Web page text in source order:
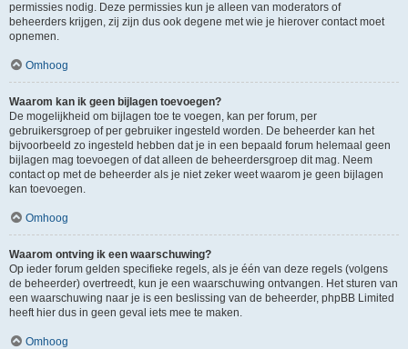
permissies nodig. Deze permissies kun je alleen van moderators of
beheerders krijgen, zij zijn dus ook degene met wie je hierover contact moet
opnemen.
Omhoog
Waarom kan ik geen bijlagen toevoegen?
De mogelijkheid om bijlagen toe te voegen, kan per forum, per
gebruikersgroep of per gebruiker ingesteld worden. De beheerder kan het
bijvoorbeeld zo ingesteld hebben dat je in een bepaald forum helemaal geen
bijlagen mag toevoegen of dat alleen de beheerdersgroep dit mag. Neem
contact op met de beheerder als je niet zeker weet waarom je geen bijlagen
kan toevoegen.
Omhoog
Waarom ontving ik een waarschuwing?
Op ieder forum gelden specifieke regels, als je één van deze regels (volgens
de beheerder) overtreedt, kun je een waarschuwing ontvangen. Het sturen van
een waarschuwing naar je is een beslissing van de beheerder, phpBB Limited
heeft hier dus in geen geval iets mee te maken.
Omhoog